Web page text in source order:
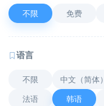
不限 免费
语言
不限 中文（简体）
法语 韩语